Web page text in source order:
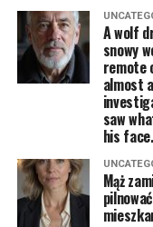
A wolf
snowy
remote
almost
saw
his
Mąż